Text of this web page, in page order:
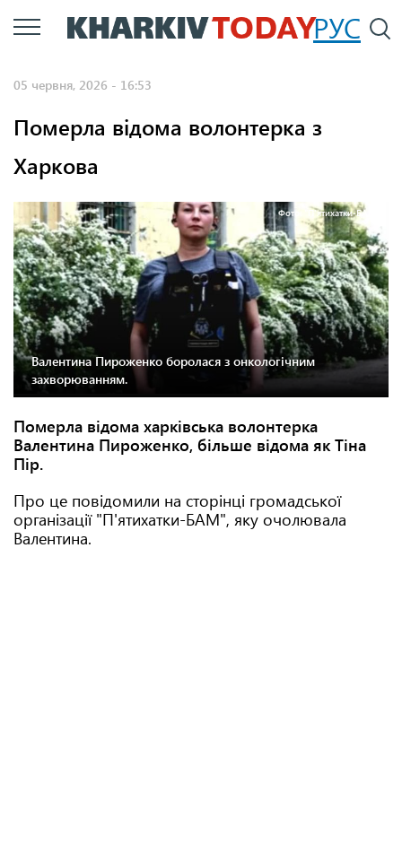
Перейти
до
РУС
05 червня, 2026 - 16:53
Померла відома волонтерка з
Харкова
Фото: "П'ятихатки-БАМ"
Валентина Пироженко боролася з онкологічним
захворюванням.
Померла відома харківська волонтерка
Валентина Пироженко, більше відома як Тіна
Пір.
Про це повідомили на сторінці громадської
організації "П'ятихатки-БАМ", яку очолювала
Валентина.